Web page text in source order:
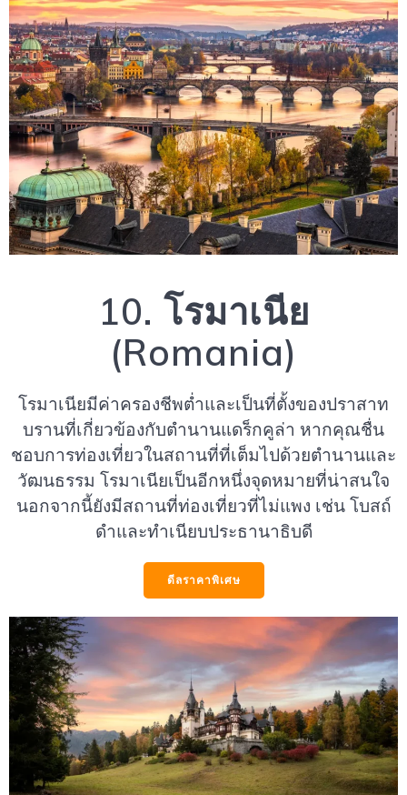
10. โรมาเนีย
(Romania)
โรมาเนียมีค่าครองชีพต่ำและเป็นที่ตั้งของปราสาท
บรานที่เกี่ยวข้องกับตำนานแดร็กคูล่า หากคุณชื่น
ชอบการท่องเที่ยวในสถานที่ที่เต็มไปด้วยตำนานและ
วัฒนธรรม โรมาเนียเป็นอีกหนึ่งจุดหมายที่น่าสนใจ
นอกจากนี้ยังมีสถานที่ท่องเที่ยวที่ไม่แพง เช่น โบสถ์
ดำและทำเนียบประธานาธิบดี
ดีลราคาพิเศษ